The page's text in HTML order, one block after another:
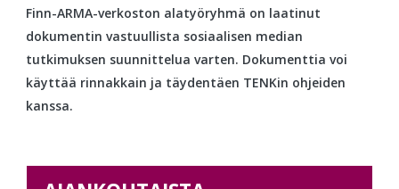
Finn-ARMA-verkoston alatyöryhmä on laatinut
dokumentin vastuullista sosiaalisen median
tutkimuksen suunnittelua varten. Dokumenttia voi
käyttää rinnakkain ja täydentäen TENKin ohjeiden
kanssa.